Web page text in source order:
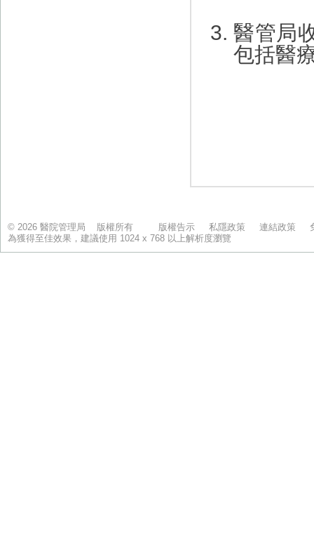
© 2026 醫院管理局 版權所有 版權告示 私隱政策 連結政策
為獲得至佳效果，建議使用 1024 x 768 以上解析度瀏覽